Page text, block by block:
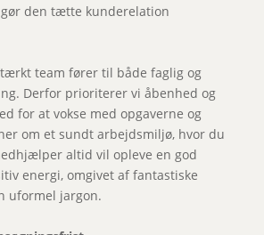
den tætte kunderelation
team fører til både faglig og
Derfor prioriterer vi åbenhed og
for at vokse med opgaverne og
om et sundt arbejdsmiljø, hvor du
altid vil opleve en god
energi, omgivet af fantastiske
uformel jargon.